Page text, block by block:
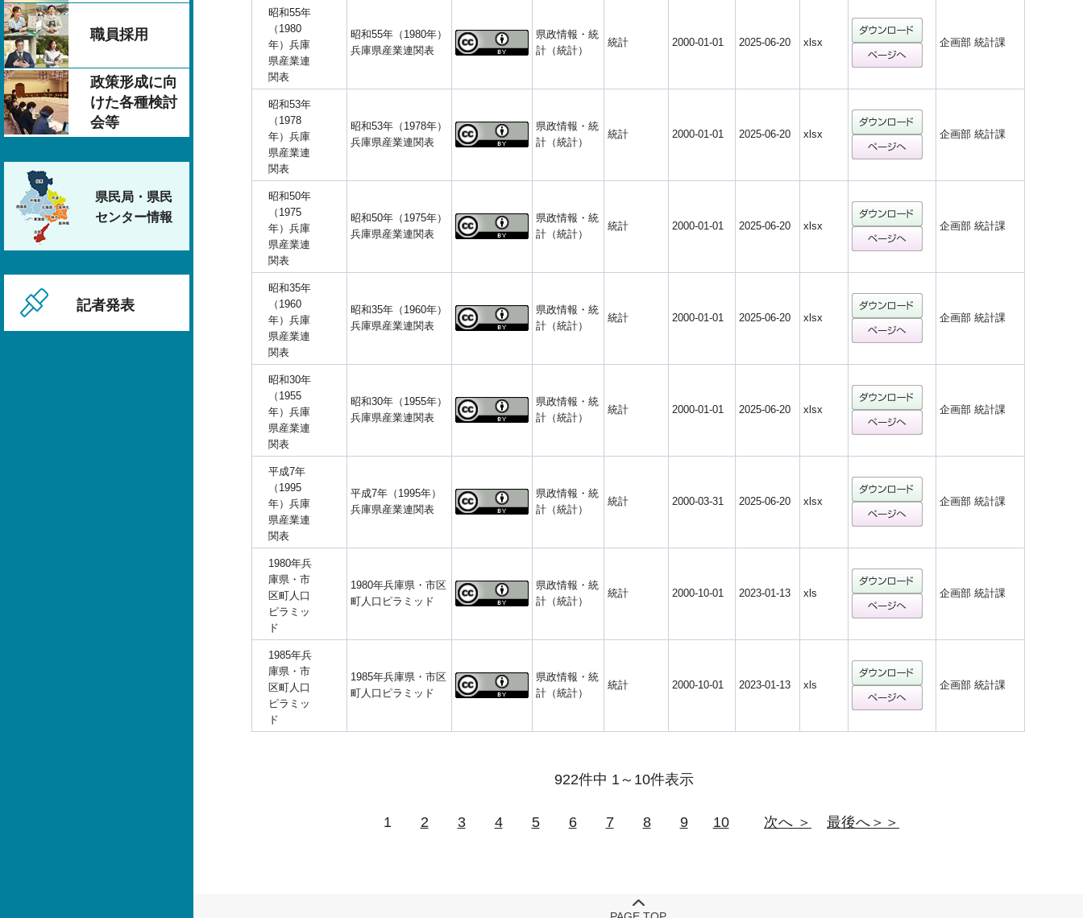
職員採用
政策形成に向
けた各種検討
会等
県民局・県民
センター情報
記者発表
昭和55年
（1980
年）兵庫
県産業連
関表
昭和55年（1980年）
兵庫県産業連関表
県政情報・統
計（統計）
統計 2000-01-01 2025-06-20 xlsx 企画部 統計課
昭和53年
（1978
年）兵庫
県産業連
関表
昭和53年（1978年）
兵庫県産業連関表
県政情報・統
計（統計）
統計 2000-01-01 2025-06-20 xlsx 企画部 統計課
昭和50年
（1975
年）兵庫
県産業連
関表
昭和50年（1975年）
兵庫県産業連関表
県政情報・統
計（統計）
統計 2000-01-01 2025-06-20 xlsx 企画部 統計課
昭和35年
（1960
年）兵庫
県産業連
関表
昭和35年（1960年）
兵庫県産業連関表
県政情報・統
計（統計）
統計 2000-01-01 2025-06-20 xlsx 企画部 統計課
昭和30年
（1955
年）兵庫
県産業連
関表
昭和30年（1955年）
兵庫県産業連関表
県政情報・統
計（統計）
統計 2000-01-01 2025-06-20 xlsx 企画部 統計課
平成7年
（1995
年）兵庫
県産業連
関表
平成7年（1995年）
兵庫県産業連関表
県政情報・統
計（統計）
統計 2000-03-31 2025-06-20 xlsx 企画部 統計課
1980年兵
庫県・市
区町人口
ピラミッ
ド
1980年兵庫県・市区
町人口ピラミッド
県政情報・統
計（統計）
統計 2000-10-01 2023-01-13 xls 企画部 統計課
1985年兵
庫県・市
区町人口
ピラミッ
ド
1985年兵庫県・市区
町人口ピラミッド
県政情報・統
計（統計）
統計 2000-10-01 2023-01-13 xls 企画部 統計課
922件中 1～10件表示
1 2 3 4 5 6 7 8 9 10 次へ ＞ 最後へ＞＞